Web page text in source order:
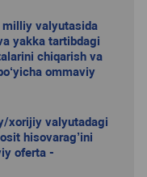
milliy valyutasida
yakka tartibdagi
chiqarish va
ommaviy
xorijiy valyutadagi
hisovarag’ini
oferta -